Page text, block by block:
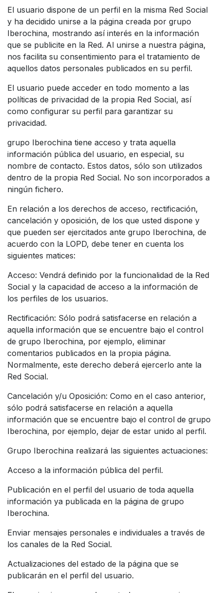
El usuario dispone de un perfil en la misma Red Social
y ha decidido unirse a la página creada por grupo
Iberochina, mostrando así interés en la información
que se publicite en la Red. Al unirse a nuestra página,
nos facilita su consentimiento para el tratamiento de
aquellos datos personales publicados en su perfil.
El usuario puede acceder en todo momento a las
políticas de privacidad de la propia Red Social, así
como configurar su perfil para garantizar su
privacidad.
grupo Iberochina tiene acceso y trata aquella
información pública del usuario, en especial, su
nombre de contacto. Estos datos, sólo son utilizados
dentro de la propia Red Social. No son incorporados a
ningún fichero.
En relación a los derechos de acceso, rectificación,
cancelación y oposición, de los que usted dispone y
que pueden ser ejercitados ante grupo Iberochina, de
acuerdo con la LOPD, debe tener en cuenta los
siguientes matices:
Acceso: Vendrá definido por la funcionalidad de la Red
Social y la capacidad de acceso a la información de
los perfiles de los usuarios.
Rectificación: Sólo podrá satisfacerse en relación a
aquella información que se encuentre bajo el control
de grupo Iberochina, por ejemplo, eliminar
comentarios publicados en la propia página.
Normalmente, este derecho deberá ejercerlo ante la
Red Social.
Cancelación y/u Oposición: Como en el caso anterior,
sólo podrá satisfacerse en relación a aquella
información que se encuentre bajo el control de grupo
Iberochina, por ejemplo, dejar de estar unido al perfil.
Grupo Iberochina realizará las siguientes actuaciones:
Acceso a la información pública del perfil.
Publicación en el perfil del usuario de toda aquella
información ya publicada en la página de grupo
Iberochina.
Enviar mensajes personales e individuales a través de
los canales de la Red Social.
Actualizaciones del estado de la página que se
publicarán en el perfil del usuario.